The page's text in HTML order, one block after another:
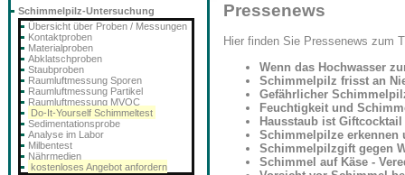
Pressenews
Hier finden Sie Pressenews zum
Wenn das Hochwasser
Schimmelpilz frisst an
Gefährlicher
Feuchtigkeit und
Hausstaub ist
Schimmelpilze erkennen
Schimmelpilzgift gegen
Schimmel auf Käse -
Schimmelpilz-Untersuchung
Übersicht über Proben / Messungen
Kontaktproben
Materialproben
Abklatschproben
Staubproben
Raumluftmessung Sporen
Raumluftmessung Partikel
Raumluftmessung MVOC
Do-It-Yourself Schimmeltest
Sedimentationsprobe
Analyse im Labor
Milbentest
Nährmedien
kostenloses Angebot anfordern